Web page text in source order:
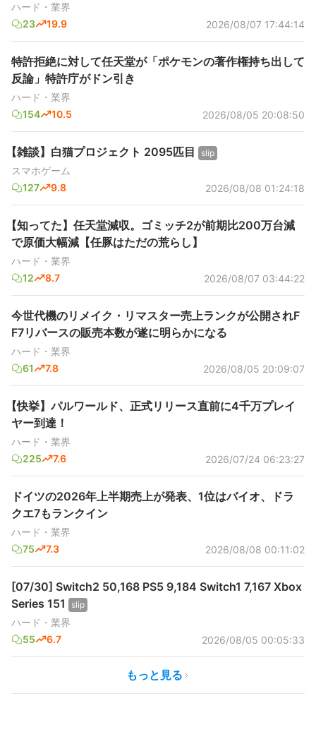
ハード・業界
23
19.9 2026/08/07 17:44:14
特許拒絶に対して任天堂が「ポケモンの著作権持ち出して
反論」特許庁がドン引き
ハード・業界
154
10.5 2026/08/05 20:08:50
【雑談】白猫プロジェクト 2095匹目 slip
スマホゲーム
127
9.8 2026/08/08 01:24:18
【知ってた】任天堂減収。ゴミッチ2が前期比200万台減
で原価大幅減【任豚はただの荒らし】
ハード・業界
12
8.7 2026/08/07 03:44:22
今世代機のリメイク・リマスター売上ランクが公開されF
F7リバースの販売本数が遂に明らかになる
ハード・業界
61
7.8 2026/08/05 20:09:07
【快挙】パルワールド、正式リリース直前に4千万プレイ
ヤー到達！
ハード・業界
225
7.6 2026/07/24 06:23:27
ドイツの2026年上半期売上が発表、1位はバイオ、ドラ
クエ7もランクイン
ハード・業界
75
7.3 2026/08/08 00:11:02
[07/30] Switch2 50,168 PS5 9,184 Switch1 7,167 Xbox
Series 151
slip
ハード・業界
55
6.7 2026/08/05 00:05:33
もっと見る